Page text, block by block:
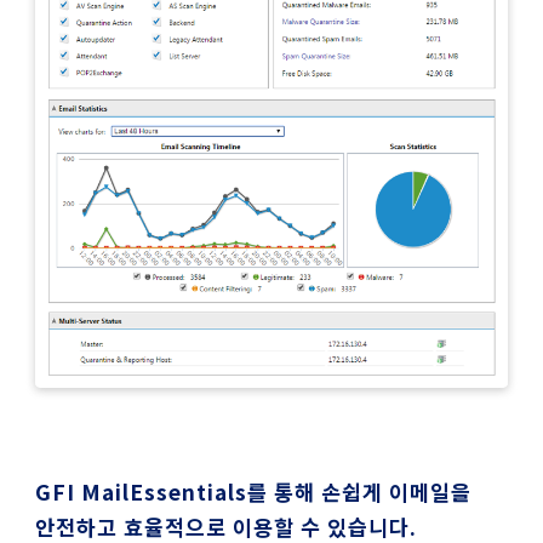
GFI MailEssentials를 통해 손쉽게 이메일을
안전하고 효율적으로 이용할 수 있습니다.